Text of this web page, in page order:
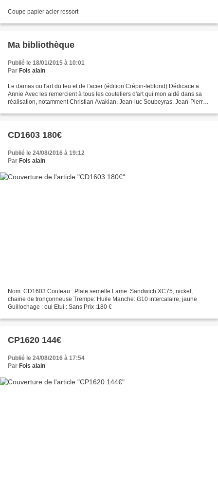
Coupe papier acier ressort
Ma bibliothèque
Publié le 18/01/2015 à 10:01
Par Fois alain
Le damas ou l'art du feu et de l'acier (édition Crépin-leblond) Dédicace a
Annie Avec les remercient à tous les couteliers d'art qui mon aidé dans sa
réalisation, notamment Christian Avakian, Jean-luc Soubeyras, Jean-Pierre
CD1603 180€
Publié le 24/08/2016 à 19:12
Par Fois alain
Nom: CD1603 Couteau : Plate semelle Lame: Sandwich XC75, nickel,
chaine de tronçonneuse Trempe: Huile Manche: G10 intercalaire, jaune
Guillochage : oui Etui : Sans Prix :180 €
CP1620 144€
Publié le 24/08/2016 à 17:54
Par Fois alain